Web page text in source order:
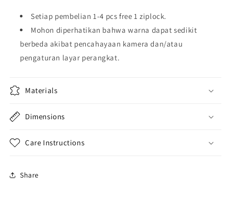
Setiap pembelian 1-4 pcs free 1 ziplock.
Mohon diperhatikan bahwa warna dapat sedikit
berbeda akibat pencahayaan kamera dan/atau
pengaturan layar perangkat.
Materials
Dimensions
Care Instructions
Share